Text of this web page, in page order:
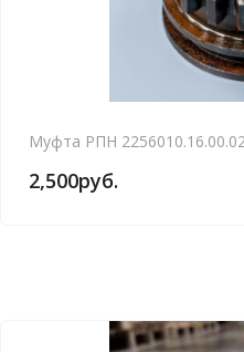
Муфта РПН
2,500руб.